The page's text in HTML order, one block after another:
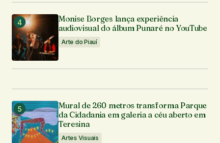
Monise Borges lança experiência
audiovisual do álbum Punaré no YouTube
Arte do Piauí
Mural de 260 metros transforma Parque
da Cidadania em galeria a céu aberto em
Teresina
Artes Visuais